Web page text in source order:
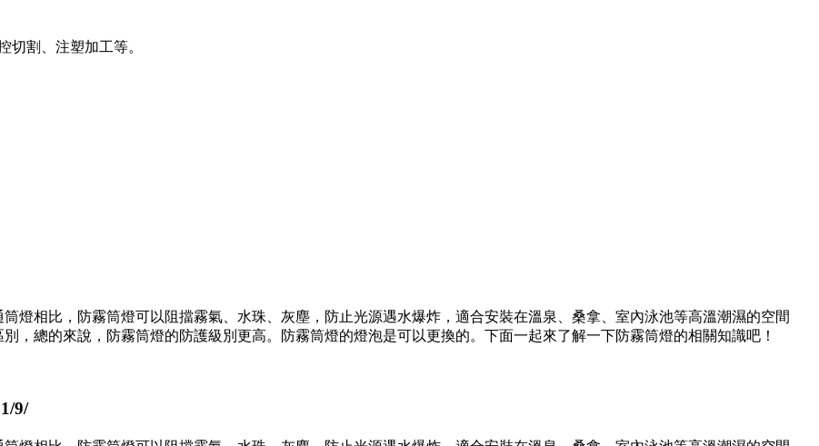
。地處中江高速出口，毗鄰古鎮輕軌站，緊貼沙古公路，交通便利。公司前身為高旗五金毛胚廠，是一家專門加工筒燈、天
淀，到2013年升級為有限公司，技術力量雄厚，生產設備先進，并擁有先進的現代化企業管理和專門員工。我司主要經營各
加工等。 ?